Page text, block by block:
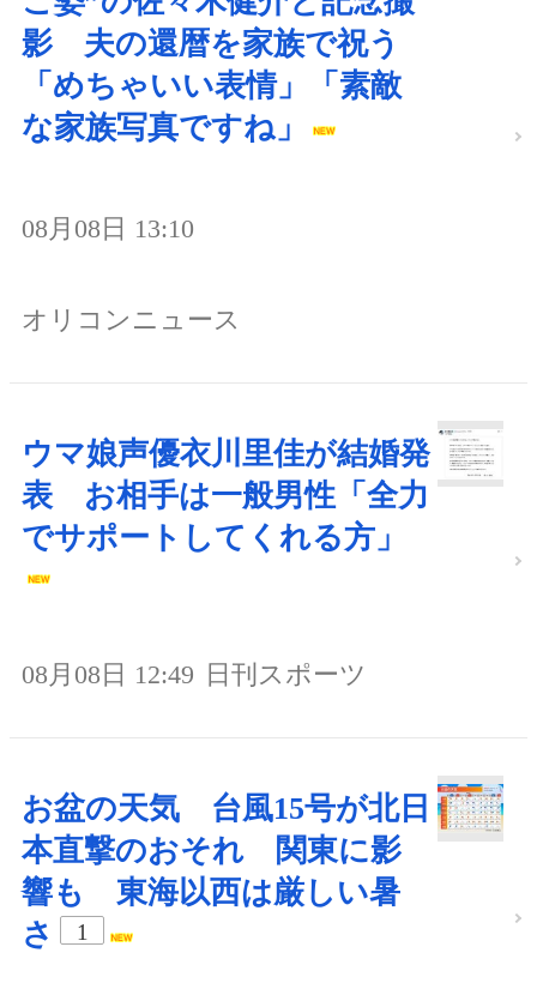
影 夫の還暦を家族で祝う
「めちゃいい表情」「素敵
な家族写真ですね」
08月08日 13:10
オリコンニュース
ウマ娘声優衣川里佳が結婚発
表 お相手は一般男性「全力
でサポートしてくれる方」
08月08日 12:49 日刊スポーツ
お盆の天気 台風15号が北日
本直撃のおそれ 関東に影
響も 東海以西は厳しい暑
さ
1